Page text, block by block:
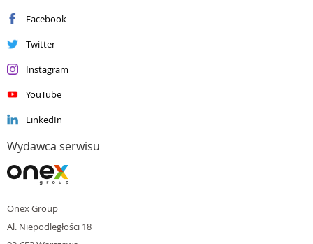
Silver Enterprise Mobility Management
Facebook
Twitter
Instagram
YouTube
LinkedIn
Wydawca serwisu
Onex Group
Al. Niepodległości 18